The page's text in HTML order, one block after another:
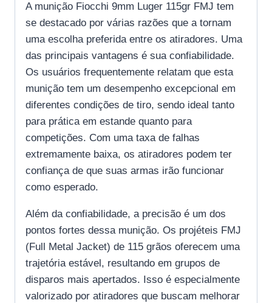
A munição Fiocchi 9mm Luger 115gr FMJ tem
se destacado por várias razões que a tornam
uma escolha preferida entre os atiradores. Uma
das principais vantagens é sua confiabilidade.
Os usuários frequentemente relatam que esta
munição tem um desempenho excepcional em
diferentes condições de tiro, sendo ideal tanto
para prática em estande quanto para
competições. Com uma taxa de falhas
extremamente baixa, os atiradores podem ter
confiança de que suas armas irão funcionar
como esperado.
Além da confiabilidade, a precisão é um dos
pontos fortes dessa munição. Os projéteis FMJ
(Full Metal Jacket) de 115 grãos oferecem uma
trajetória estável, resultando em grupos de
disparos mais apertados. Isso é especialmente
valorizado por atiradores que buscam melhorar